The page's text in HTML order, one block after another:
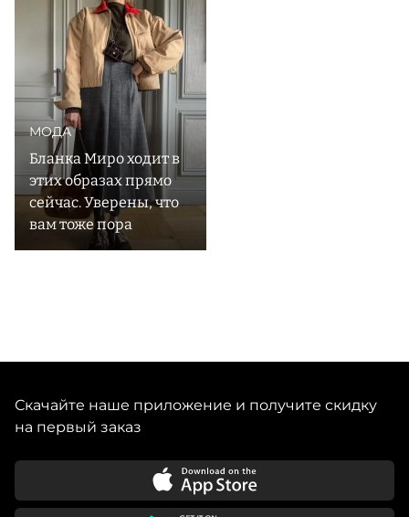
преимущественно во Франции, Италии и Испании.
Внутри марки есть идея, что мода должна сочетать в
себе смысл и радость. Все это подтверждается
самобытной, выразительной одеждой и аксессурами,
которые не гонятся за трендами, а скорее служат
МОДА
Бланка Миро ходит в
этих образах прямо
сейчас. Уверены, что
вам тоже пора
Скачайте наше приложение и получите скидку
на первый заказ